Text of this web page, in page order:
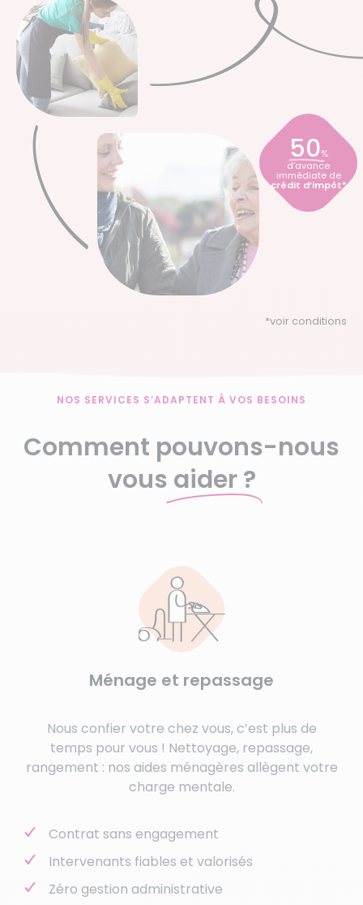
50%
d’avance
immédiate de
crédit d’impôt*
*voir conditions
NOS SERVICES S’ADAPTENT À VOS BESOINS
Comment pouvons-nous
vous aider ?
Ménage et repassage
Nous confier votre chez vous, c’est plus de
temps pour vous ! Nettoyage, repassage,
rangement : nos aides ménagères allègent votre
charge mentale.
Contrat sans engagement
Intervenants fiables et valorisés
Zéro gestion administrative